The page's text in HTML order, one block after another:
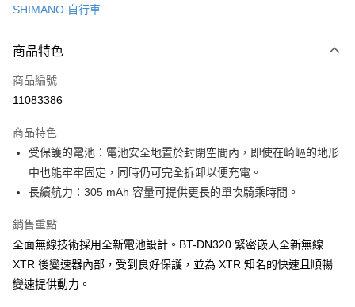
3 期 0 利率 每期
合作金庫商業銀行
上海商業儲蓄銀行
臺灣中小企業銀行
匯豐（台灣）商業銀行
華泰商業銀行
聯邦商業銀行
遠東國際商業銀行
元大商業銀行
永豐商業銀行
台新國際商業銀行
台灣樂天信用卡公司
合作金庫商業銀行
上海商業儲蓄銀行
國泰世華商業銀行
兆豐國際商業銀行
匯豐（台灣）商業銀行
華泰商業銀行
聯邦商業銀行
遠東國際商業銀行
玉山商業銀行
台新國際商業銀行
中國信託商業銀行
台灣樂天信用卡公司
LINE Pay
Apple Pay
悠遊付
Google Pay
全盈+PAY
ATM付款
運送方式
SHIMANO 自行車
商品特色
商品編號
11083386
商品特色
受保護的電池：電池安全地置於封閉空間內，即使在崎嶇的地形
中也能牢牢固定，同時仍可完全拆卸以便充電。
長續航力：305 mAh 容量可提供更長的單次騎乘時間。
銷售重點
全面無線技術採用全新電池設計。BT-DN320 緊密嵌入全新無線
XTR 後變速器內部，受到良好保護，並為 XTR 知名的快速且順暢
變速提供動力。